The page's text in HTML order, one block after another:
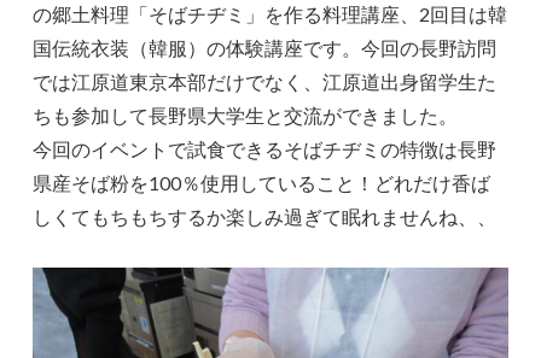
の郷土料理「そばチヂミ」を作る料理講座、2回目は韓
国伝統衣装（韓服）の体験講座です。今回の長野訪問
では江原道東京本部だけでなく、江原道出身留学生た
ちも参加して長野県大学生と交流ができました。
今回のイベントで試食できるそばチヂミの特徴は長野
県産そば粉を100％使用していること！どれだけ香ば
しくてもちもちするか楽しみ過ぎて眠れませんね、、